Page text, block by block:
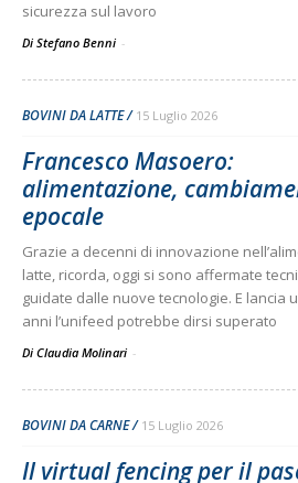
sicurezza sul lavoro
Di Stefano Benni -
BOVINI DA LATTE 15 Luglio 2026
Francesco Masoero:
alimentazione,
epocale
Grazie a decenni di innovazione
latte, ricorda, oggi si sono affermate
guidate dalle nuove tecnologie. E lancia
anni l’unifeed potrebbe dirsi superato
Di Claudia Molinari -
BOVINI DA CARNE 15 Luglio 2026
Il virtual fencing per il